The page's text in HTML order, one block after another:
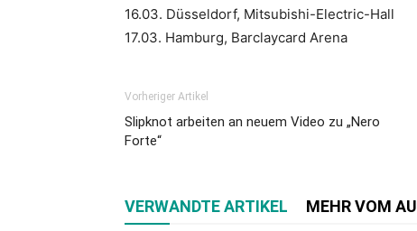
16.03. Düsseldorf, Mitsubishi-Electric-Hall
17.03. Hamburg, Barclaycard Arena
Vorheriger Artikel
Slipknot arbeiten an neuem Video zu „Nero
Forte“
VERWANDTE ARTIKEL MEHR VOM